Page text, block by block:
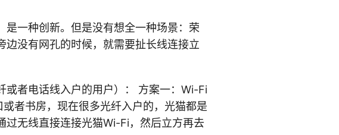
一种创新。但是没有想全一种场景：荣
没有网孔的时候，就需要扯长线连接立
或者电话线入户的用户）： 方案一：Wi-Fi
者书房，现在很多光纤入户的，光猫都是
过无线直接连接光猫Wi-Fi，然后立方再去